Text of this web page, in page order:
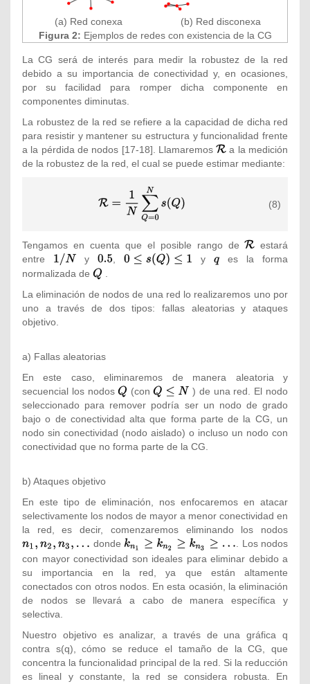
(a) Red conexa
(b) Red disconexa
Figura 2: Ejemplos de redes con existencia de la CG
La CG será de interés para medir la robustez de la red
debido a su importancia de conectividad y, en ocasiones,
por su facilidad para romper dicha componente en
componentes diminutas.
La robustez de la red se refiere a la capacidad de dicha red
para resistir y mantener su estructura y funcionalidad frente
a la pérdida de nodos [17-18]. Llamaremos{\textstyle
{\mathcal
a la medición
de la robustez de la red, el cual se puede estimar mediante:
{\displaystyle
{\mathcal {R}}=
{\frac {1}
_{Q=0}^{N}s(Q)}
(8)
Tengamos en cuenta que el posible rango de{\textstyle
{\mathcal
estará
entre {\textstyle
1/N}
y {\textstyle
0.5}
,{\textstyle
1}
y {\textstyle
es la forma
normalizada de {\textstyle
La eliminación de nodos de una red lo realizaremos uno por
uno a través de dos tipos: fallas aleatorias y ataques
objetivo.
a) Fallas aleatorias
En este caso, eliminaremos de manera aleatoria y
secuencial los nodos{\textstyle
Q}
(con{\textstyle
Q\leq N}
) de una red. El nodo
seleccionado para remover podría ser un nodo de grado
bajo o de conectividad alta que forma parte de la CG, un
nodo sin conectividad (nodo aislado) o incluso un nodo con
conectividad que no forma parte de la CG.
b) Ataques objetivo
En este tipo de eliminación, nos enfocaremos en atacar
selectivamente los nodos de mayor a menor conectividad en
la red, es decir, comenzaremos eliminando los nodos
donde {\textstyle
k_{n_{1}}\geq
k_{n_{2}}\geq
k_{n_{3}}\geq
\ldots }
. Los nodos
con mayor conectividad son ideales para eliminar debido a
su importancia en la red, ya que están altamente
conectados con otros nodos. En esta ocasión, la eliminación
de nodos se llevará a cabo de manera específica y
selectiva.
Nuestro objetivo es analizar, a través de una gráfica q
contra s(q), cómo se reduce el tamaño de la CG, que
concentra la funcionalidad principal de la red. Si la reducción
es lineal y constante, la red se considera robusta. En